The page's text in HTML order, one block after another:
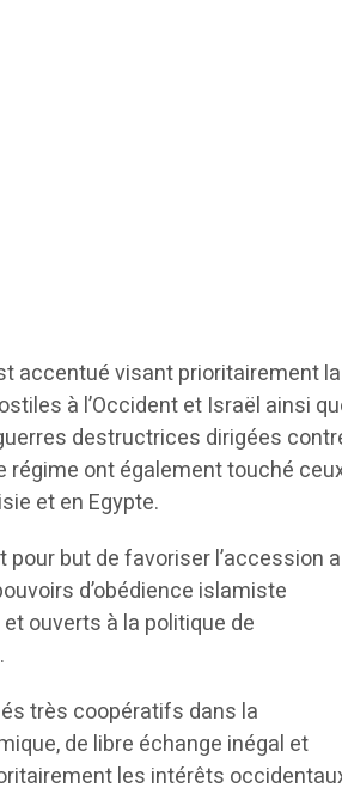
accentué visant prioritairement la
à l’Occident et Israël ainsi
destructrices dirigées
régime ont également touché
et en Egypte.
but de favoriser l’accession
d’obédience islamiste
ouverts à la politique de
très coopératifs dans la
de libre échange inégal et
les intérêts